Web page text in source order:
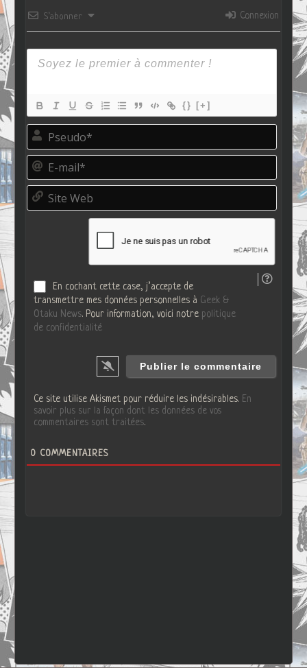
S’abonner Connexion
{} [+]
P
e
d
o
E
m
i
S
t
En cochant cette case, j’accepte de
transmettre mes données personnelles à Geek &
Otaku News. Pour information, voici notre politique
de confidentialité
Ce site utilise Akismet pour réduire les indésirables. En
savoir plus sur la façon dont les données de vos
commentaires sont traitées.
0 COMMENTAIRES